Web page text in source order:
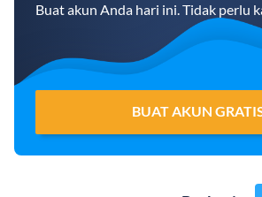
Buat akun Anda hari ini. Tidak perlu
BUAT AKUN